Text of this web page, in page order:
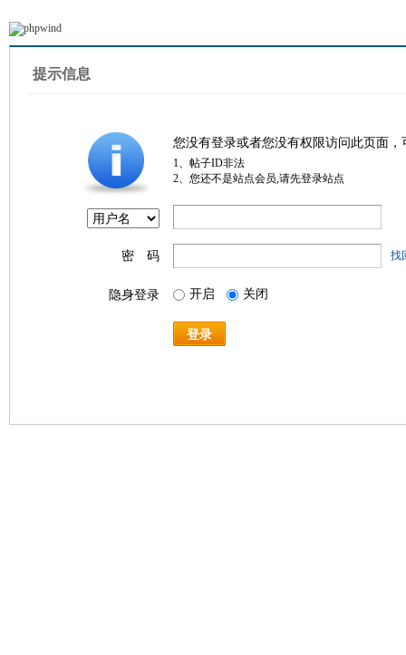
提示信息
您没有登录或者您没有权限访问此页面
1、帖子ID非法
2、您还不是站点会员,请先登录站点
密 码 找
隐身登录 开启 关闭
登录